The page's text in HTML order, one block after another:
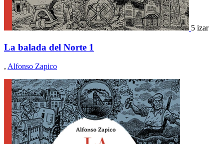
5 izar
La balada del Norte 1
, Alfonso Zapico